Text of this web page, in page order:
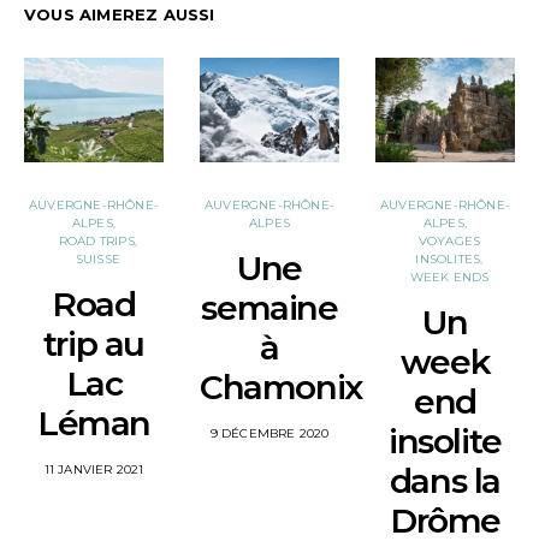
VOUS AIMEREZ AUSSI
AUVERGNE-RHÔNE-
ALPES
ROAD TRIPS
SUISSE
Road
trip au
Lac
Léman
POSTED
11 JANVIER 2021
AUVERGNE-RHÔNE-
ALPES
Une
semaine
à
Chamonix
POSTED
9 DÉCEMBRE 2020
AUVERGNE-RHÔNE-
ALPES
VOYAGES
INSOLITES
WEEK ENDS
Un
week
end
insolite
dans la
Drôme